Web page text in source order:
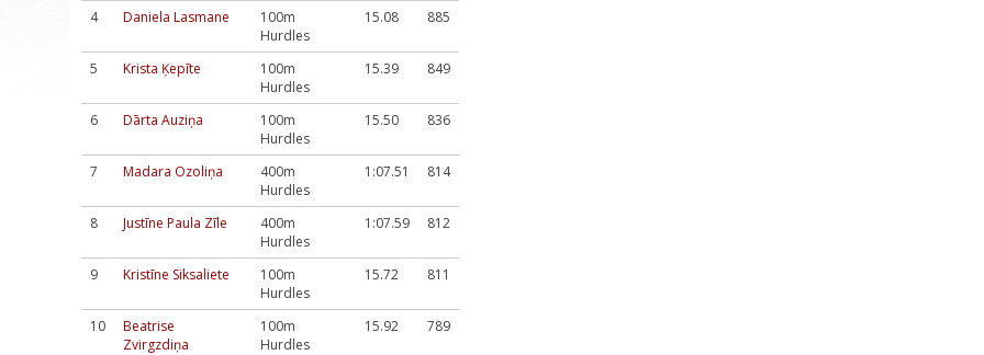
4 Daniela Lasmane
100m
Hurdles
15.08 885
5 Krista Ķepīte
100m
Hurdles
15.39 849
6 Dārta Auziņa
100m
Hurdles
15.50 836
7 Madara Ozoliņa
400m
Hurdles
1:07.51 814
8 Justīne Paula Zīle
400m
Hurdles
1:07.59 812
9 Kristīne Siksaliete
100m
Hurdles
15.72 811
10
Beatrise
Zvirgzdiņa
100m
Hurdles
15.92 789